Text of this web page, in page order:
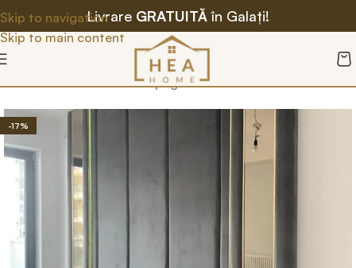
Skip to navigation
Skip to main content
Livrare GRATUITĂ în Galați!
Prima pagină/ Paturi
-17%